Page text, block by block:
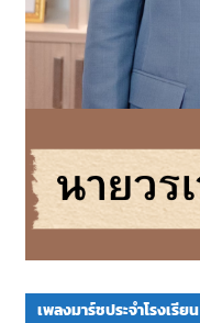
เพลงมาร์ชประจำโรงเรียน